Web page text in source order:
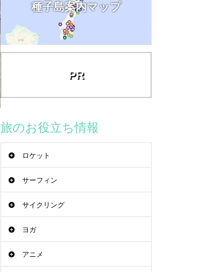
種子島案内マップ
PR
旅のお役立ち情報
ロケット
サーフィン
サイクリング
ヨガ
アニメ